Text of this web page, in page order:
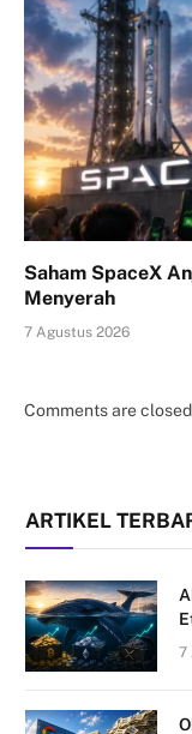
Saham SpaceX
Menyerah
7 Agustus 2026
Comments are
ARTIKEL
7